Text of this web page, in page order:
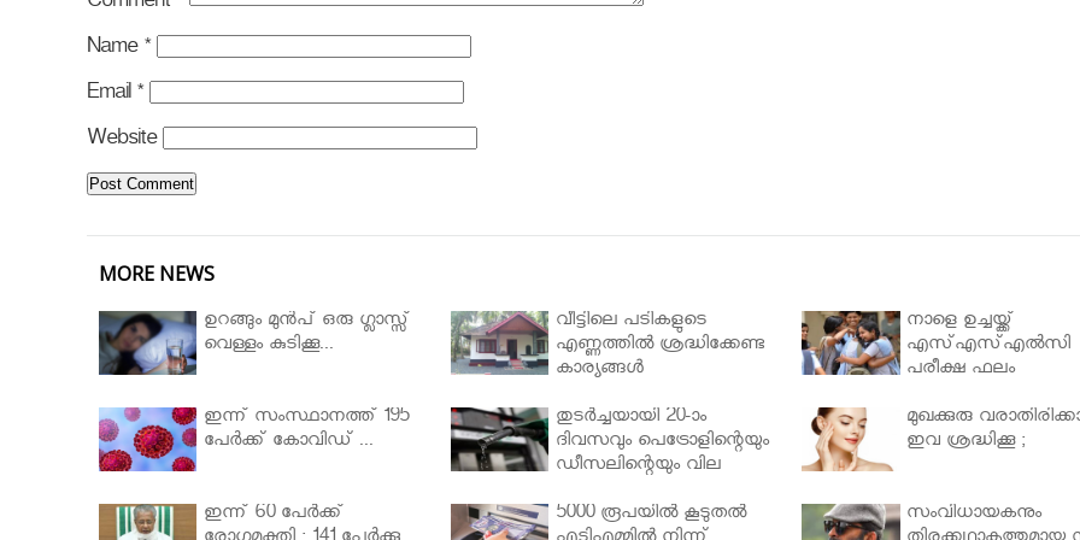
Name *
Email *
Website
MORE NEWS
ഉറങ്ങും മുന്‍പ് ഒരു ഗ്ലാസ്സ്
വെള്ളം കുടിക്കൂ...
വീട്ടിലെ പടികളുടെ
എണ്ണത്തിൽ ശ്രദ്ധിക്കേണ്ട
കാര്യങ്ങൾ
നാളെ ഉച്ചയ്ക്ക്
എസ്എസ്എല്‍സി
പരീക്ഷ ഫലം
ഇന്ന് സംസ്ഥാനത്ത് 195
പേര്‍ക്ക് കോവിഡ് ...
തുടർച്ചയായി 20-ാം
ദിവസവും പെട്രോളിന്റെയും
ഡീസലിന്റെയും വില
മുഖക്കുരു
ഇവ ശ്രദ്ധിക്കൂ ;
ഇന്ന് 60 പേർക്ക്
5000 രൂപയിൽ കൂടുതൽ
സംവിധായകനും